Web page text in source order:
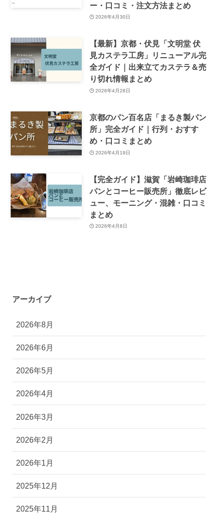
なぜ人気？アクセス悪くても行列
の理由を徹底レビュー、メニュ
2026年4月30日
【最新】京都・伏見「文明堂 伏
見カステラ工房」リニューアル完
全ガイド｜出来立てカステラ＆売
2026年4月28日
京都のパン百名店「まるき製パン
所」完全ガイド｜行列・おすす
2026年4月19日
【完全ガイド】滋賀「岩崎珈琲店
パンとコーヒー販売所」徹底レビ
ュー、モーニング・混雑・口コミ
アーカイブ
2026年8月
2026年6月
2026年5月
2026年4月
2026年3月
2026年2月
2026年1月
2025年12月